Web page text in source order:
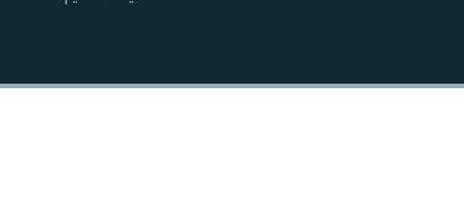
EMBED